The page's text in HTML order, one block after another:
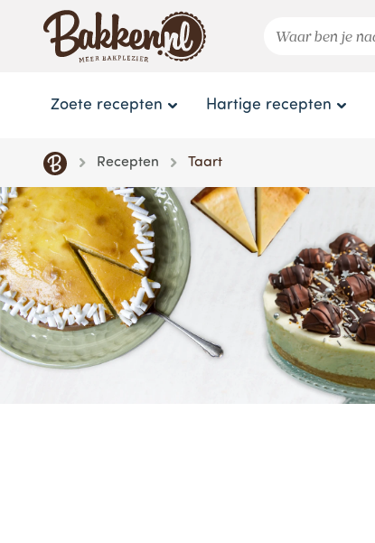
Zoete recepten Hartige recepten
Recepten Taart